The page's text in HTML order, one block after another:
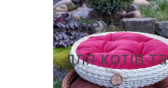
Лежанка
для котів та